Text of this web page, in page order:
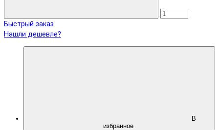
Быстрый заказ
Нашли дешевле?
В
избранное